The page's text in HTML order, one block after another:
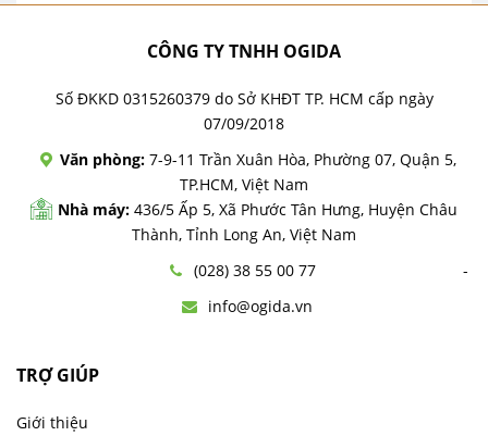
CÔNG TY TNHH OGIDA
Số ĐKKD 0315260379 do Sở KHĐT TP. HCM cấp ngày
07/09/2018
Văn phòng: 7-9-11 Trần Xuân Hòa, Phường 07, Quận 5,
TP.HCM, Việt Nam
Nhà máy: 436/5 Ấp 5, Xã Phước Tân Hưng, Huyện Châu
Thành, Tỉnh Long An, Việt Nam
(028) 38 55 00 77
info@ogida.vn
TRỢ GIÚP
Giới thiệu